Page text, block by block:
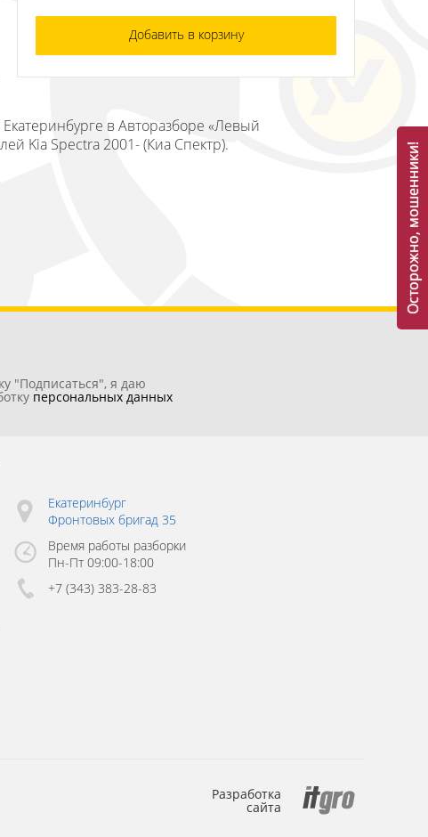
Добавить в корзину
в Авторазборе «Левый
Kia Spectra 2001- (Киа Спектр).
"Подписаться", я даю
персональных данных
Екатеринбург
Фронтовых бригад 35
Время работы разборки
Пн-Пт 09:00-18:00
+7 (343) 383-28-83
Разработка
сайта
Осторожно, мошенники!